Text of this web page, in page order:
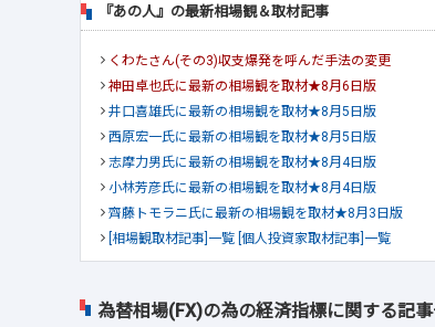
『あの人』の最新相場観＆取材記事
くわたさん(その3)収支爆発を呼んだ手法の変更
神田卓也氏に最新の相場観を取材★8月6日版
井口喜雄氏に最新の相場観を取材★8月5日版
西原宏一氏に最新の相場観を取材★8月5日版
志摩力男氏に最新の相場観を取材★8月4日版
小林芳彦氏に最新の相場観を取材★8月4日版
齊藤トモラニ氏に最新の相場観を取材★8月3日版
[相場観取材記事]一覧 [個人投資家取材記事]一覧
為替相場(FX)の為の経済指標に関する記